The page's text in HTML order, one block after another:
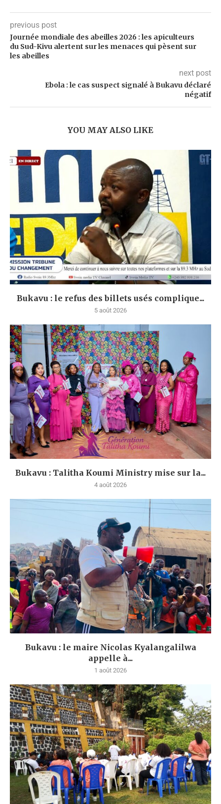
previous post
Journée mondiale des abeilles 2026 : les apiculteurs
du Sud-Kivu alertent sur les menaces qui pèsent sur
les abeilles
next post
Ebola : le cas suspect signalé à Bukavu déclaré
négatif
YOU MAY ALSO LIKE
Bukavu : le refus des billets usés complique...
5 août 2026
Bukavu : Talitha Koumi Ministry mise sur la...
4 août 2026
Bukavu : le maire Nicolas Kyalangalilwa
appelle à...
1 août 2026